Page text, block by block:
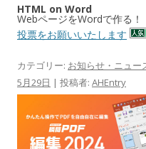
HTML on Word
WebページをWordで作る！
投票をお願いいたします
カテゴリー: お知らせ・ニュー
5月29日 | 投稿者: AHEntry